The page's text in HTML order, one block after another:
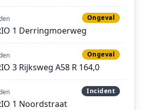
Ongeval
1 Derringmoerweg
Ongeval
3 Rijksweg A58 R 164,0
Incident
1 Noordstraat